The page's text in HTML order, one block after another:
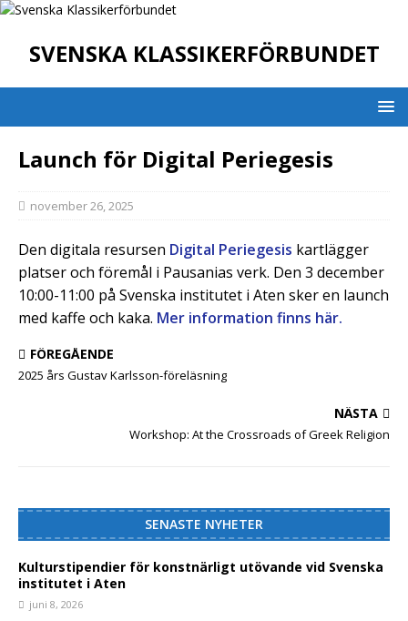
SVENSKA KLASSIKERFÖRBUNDET
Launch för Digital Periegesis
november 26, 2025
Den digitala resursen Digital Periegesis kartlägger
platser och föremål i Pausanias verk. Den 3 december
10:00-11:00 på Svenska institutet i Aten sker en launch
med kaffe och kaka. Mer information finns här.
FÖREGÅENDE
2025 års Gustav Karlsson-föreläsning
NÄSTA
Workshop: At the Crossroads of Greek Religion
SENASTE NYHETER
Kulturstipendier för konstnärligt utövande vid Svenska
institutet i Aten
juni 8, 2026